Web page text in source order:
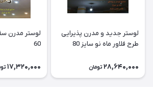
لوستر جدید و مدرن پذیرایی
طرح فلاور ماه نو سایز 80
28,640,000 تومان
لوستر مدرن
60
17,320,000